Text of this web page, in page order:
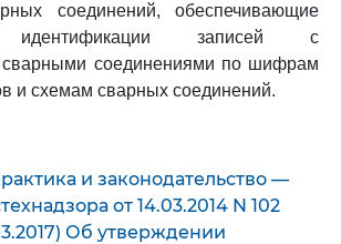
соединений, обеспечивающие
идентификации записей с
соединениями по шифрам
и схемам сварных соединений.
и законодательство —
от 14.03.2014 N 102
Об утверждении